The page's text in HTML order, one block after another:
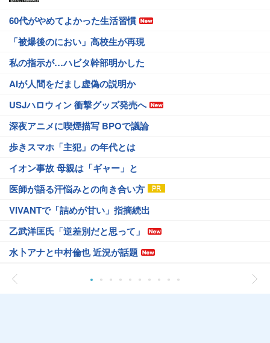
60代がやめてよかった生活習慣
「被爆後のにおい」高校生が再現
私の指示が…ハビタ幹部明かした
AIが人間をだまし虚偽の説明か
USJハロウィン 衝撃グッズ発売へ
深夜アニメに喫煙描写 BPOで議論
歩きスマホ「主犯」の年代とは
イオン事故 母親は「ギャー」と
医師が語る汗悩みとの向き合い方
VIVANTで「詰めが甘い」指摘続出
乙武洋匡氏「逆差別だと思って」
水卜アナと中村倫也 近況が話題